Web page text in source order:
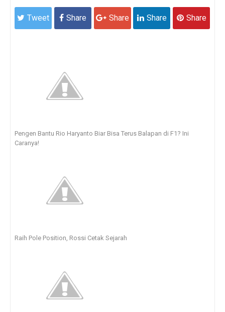
Tweet Share Share Share Share
Pengen Bantu Rio Haryanto Biar Bisa Terus Balapan di F1? Ini
Caranya!
Raih Pole Position, Rossi Cetak Sejarah